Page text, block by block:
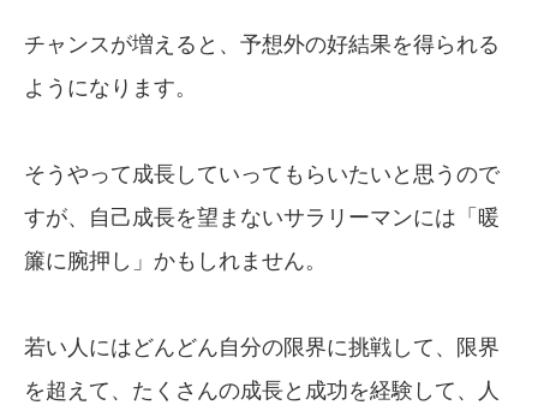
チャンスが増えると、予想外の好結果を得られる
ようになります。
そうやって成長していってもらいたいと思うので
すが、自己成長を望まないサラリーマンには「暖
簾に腕押し」かもしれません。
若い人にはどんどん自分の限界に挑戦して、限界
を超えて、たくさんの成長と成功を経験して、人